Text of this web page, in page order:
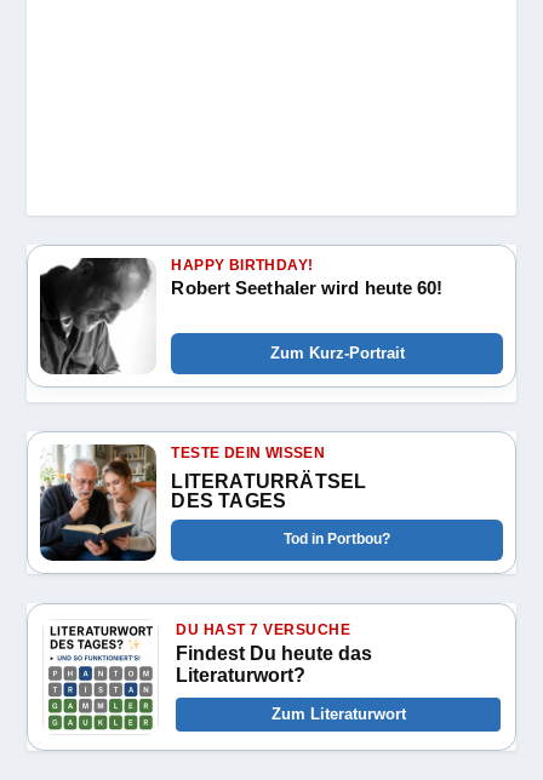
HAPPY BIRTHDAY!
Robert Seethaler wird heute 60!
Zum Kurz-Portrait
TESTE DEIN WISSEN
LITERATURRÄTSEL
DES TAGES
Tod in Portbou?
DU HAST 7 VERSUCHE
Findest Du heute das
Literaturwort?
Zum Literaturwort